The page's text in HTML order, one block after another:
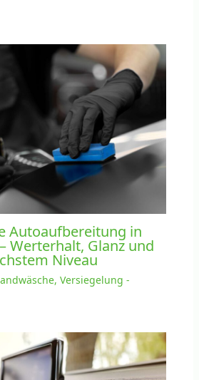
Autoaufbereitung in
Werterhalt, Glanz und
Niveau
Versiegelung -